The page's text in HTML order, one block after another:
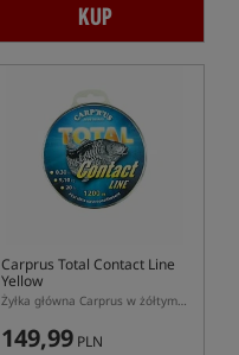
KUP
Carprus Total Contact Line
Yellow
Żyłka główna Carprus w żółtym kolorze
149,99 PLN